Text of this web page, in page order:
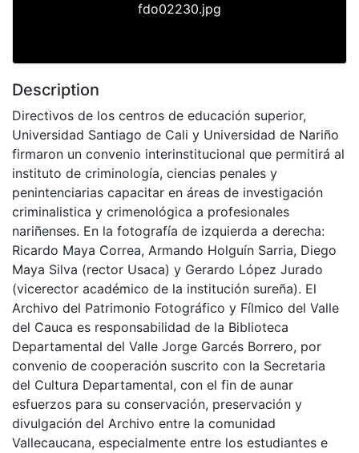
fdo02230.jpg
Description
Directivos de los centros de educación superior,
Universidad Santiago de Cali y Universidad de Nariño
firmaron un convenio interinstitucional que permitirá al
instituto de criminología, ciencias penales y
penintenciarias capacitar en áreas de investigación
criminalistica y crimenológica a profesionales
nariñenses. En la fotografía de izquierda a derecha:
Ricardo Maya Correa, Armando Holguín Sarria, Diego
Maya Silva (rector Usaca) y Gerardo López Jurado
(vicerector académico de la institución sureña). El
Archivo del Patrimonio Fotográfico y Fílmico del Valle
del Cauca es responsabilidad de la Biblioteca
Departamental del Valle Jorge Garcés Borrero, por
convenio de cooperación suscrito con la Secretaria
del Cultura Departamental, con el fin de aunar
esfuerzos para su conservación, preservación y
divulgación del Archivo entre la comunidad
Vallecaucana, especialmente entre los estudiantes e